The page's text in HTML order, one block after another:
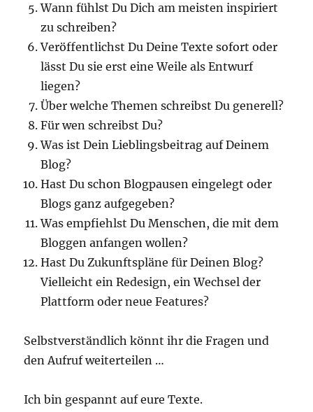
Wann fühlst Du Dich am meisten inspiriert
zu schreiben?
Veröffentlichst Du Deine Texte sofort oder
lässt Du sie erst eine Weile als Entwurf
liegen?
Über welche Themen schreibst Du generell?
Für wen schreibst Du?
Was ist Dein Lieblingsbeitrag auf Deinem
Blog?
Hast Du schon Blogpausen eingelegt oder
Blogs ganz aufgegeben?
Was empfiehlst Du Menschen, die mit dem
Bloggen anfangen wollen?
Hast Du Zukunftspläne für Deinen Blog?
Vielleicht ein Redesign, ein Wechsel der
Plattform oder neue Features?
Selbstverständlich könnt ihr die Fragen und
den Aufruf weiterteilen …
Ich bin gespannt auf eure Texte.